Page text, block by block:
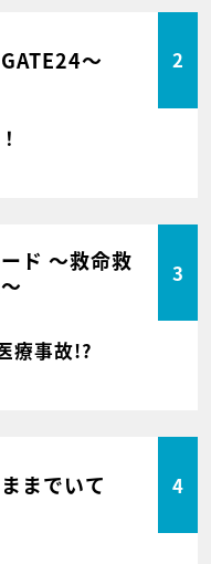
～ 2
ド ～救命救
3
療事故!?
までいて 4